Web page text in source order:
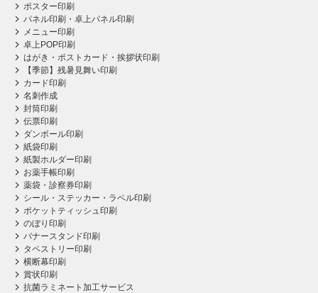
ポスター印刷
パネル印刷・卓上パネル印刷
メニュー印刷
卓上POP印刷
はがき・ポストカード・挨拶状印刷
【季節】残暑見舞い印刷
カード印刷
名刺作成
封筒印刷
伝票印刷
ダンボール印刷
紙袋印刷
紙製ホルダー印刷
お薬手帳印刷
薬袋・診察券印刷
シール・ステッカー・ラベル印刷
ポケットティッシュ印刷
のぼり印刷
バナースタンド印刷
タペストリー印刷
横断幕印刷
賞状印刷
抗菌ラミネート加工サービス